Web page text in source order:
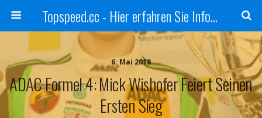
Topspeed.cc - Hier erfahren Sie Infos über die Rennsportszene mit Vollgas
6. Mai 2018
ADAC Formel 4: Mick Wishofer Feiert Seinen
Ersten Sieg